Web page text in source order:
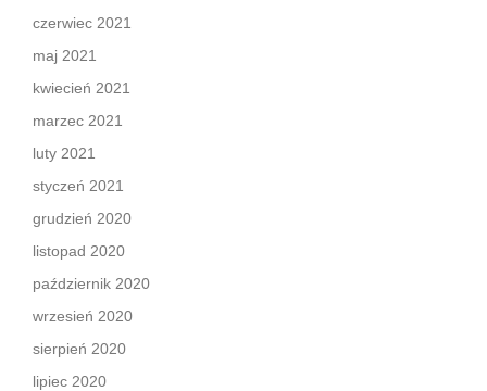
czerwiec 2021
maj 2021
kwiecień 2021
marzec 2021
luty 2021
styczeń 2021
grudzień 2020
listopad 2020
październik 2020
wrzesień 2020
sierpień 2020
lipiec 2020